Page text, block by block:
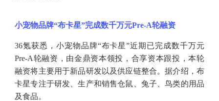
小宠物品牌“布卡星”完成数千万元Pre-A轮融资
36氪获悉，小宠物品牌“布卡星”近期已完成数千万元
Pre-A轮融资，由金鼎资本领投，合享资本跟投，本轮
融资将主要用于新品研发以及供应链整合。据介绍，布
卡星专注于研发、生产和销售仓鼠、兔子、鸟类的用品
及食品。